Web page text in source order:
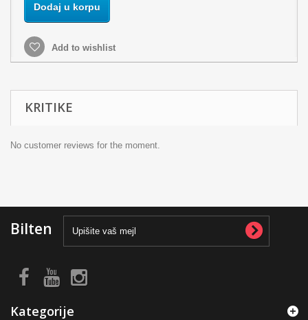
Dodaj u korpu
Add to wishlist
KRITIKE
No customer reviews for the moment.
Bilten
Kategorije